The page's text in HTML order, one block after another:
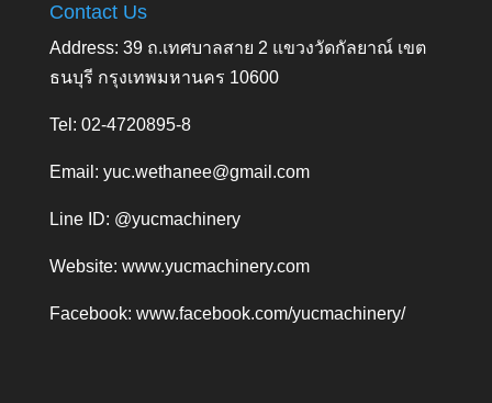
Contact Us
Address: 39 ถ.เทศบาลสาย 2 แขวงวัดกัลยาณ์ เขต
ธนบุรี กรุงเทพมหานคร 10600
Tel: 02-4720895-8
Email: yuc.wethanee@gmail.com
Line ID: @yucmachinery
Website: www.yucmachinery.com
Facebook: www.facebook.com/yucmachinery/